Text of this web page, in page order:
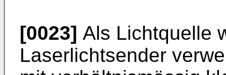
[0023] Als Lichtquelle
Laserlichtsender